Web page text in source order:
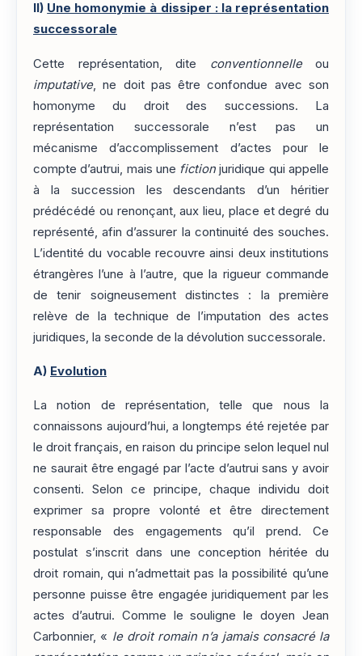
II) Une homonymie à dissiper : la représentation
successorale
Cette représentation, dite conventionnelleou
imputative, ne doit pas être confondue avec son
homonyme du droit des successions. La
représentation successorale n’est pas un
mécanisme d’accomplissement d’actes pour le
compte d’autrui, mais une fiction juridique qui appelle
à la succession les descendants d’un héritier
prédécédé ou renonçant, aux lieu, place et degré du
représenté, afin d’assurer la continuité des souches.
L’identité du vocable recouvre ainsi deux institutions
étrangères l’une à l’autre, que la rigueur commande
de tenir soigneusement distinctes : la première
relève de la technique de l’imputation des actes
juridiques, la seconde de la dévolution successorale.
A) Evolution
La notion de représentation, telle que nous la
connaissons aujourd’hui, a longtemps été rejetée par
le droit français, en raison du principe selon lequel nul
ne saurait être engagé par l’acte d’autrui sans y avoir
consenti. Selon ce principe, chaque individu doit
exprimer sa propre volonté et être directement
responsable des engagements qu’il prend. Ce
postulat s’inscrit dans une conception héritée du
droit romain, qui n’admettait pas la possibilité qu’une
personne puisse être engagée juridiquement par les
actes d’autrui. Comme le souligne le doyen Jean
Carbonnier, « le droit romain n’a jamais consacré la